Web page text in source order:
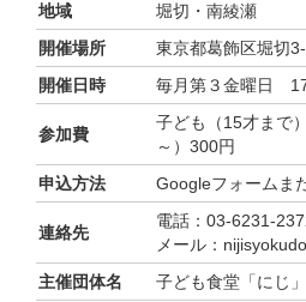
地域
堀切・南綾瀬
開催場所
東京都葛飾区堀切
開催日時
毎月第３金曜日
参加費
子ども（15才ま
～）300円
申込方法
Googleフォームま
連絡先
電話：03-6231-
メール：
主催団体名
子ども食堂「にじ」